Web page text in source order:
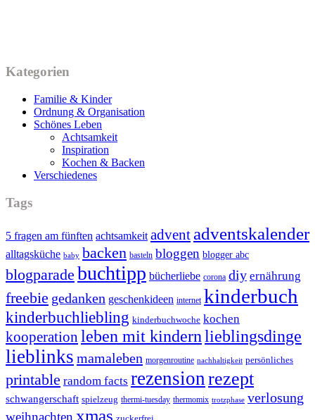
Kategorien
Familie & Kinder
Ordnung & Organisation
Schönes Leben
Achtsamkeit
Inspiration
Kochen & Backen
Verschiedenes
Tags
5 fragen am fünften achtsamkeit advent adventskalender
alltagsküche baby backen basteln bloggen blogger abc
blogparade buchtipp bücherliebe corona diy ernährung
freebie gedanken geschenkideen internet kinderbuch
kinderbuchliebling kinderbuchwoche kochen
kooperation leben mit kindernlieblingsdinge
lieblinks mamaleben morgenroutine nachhaltigkeit persönliches
printable random facts rezensionrezept
schwangerschaft spielzeug thermi-tuesday thermomix trotzphase verlosung
xmas